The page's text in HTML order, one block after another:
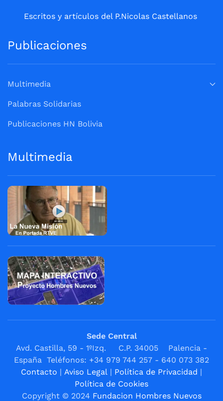
Escritos y artículos del P.Nicolas Castellanos
Publicaciones
Multimedia
Palabras Solidarias
Publicaciones HN Bolivia
Multimedia
Sede Central
Avd. Castilla, 59 - 1ºIzq. C.P. 34005 Palencia -
España Teléfonos: +34 979 744 257 - 640 073 382
Contacto | Aviso Legal | Política de Privacidad |
Política de Cookies
Copyright © 2024 Fundacion Hombres Nuevos